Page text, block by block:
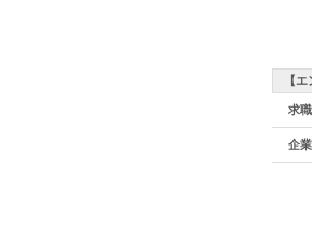
【
求
企